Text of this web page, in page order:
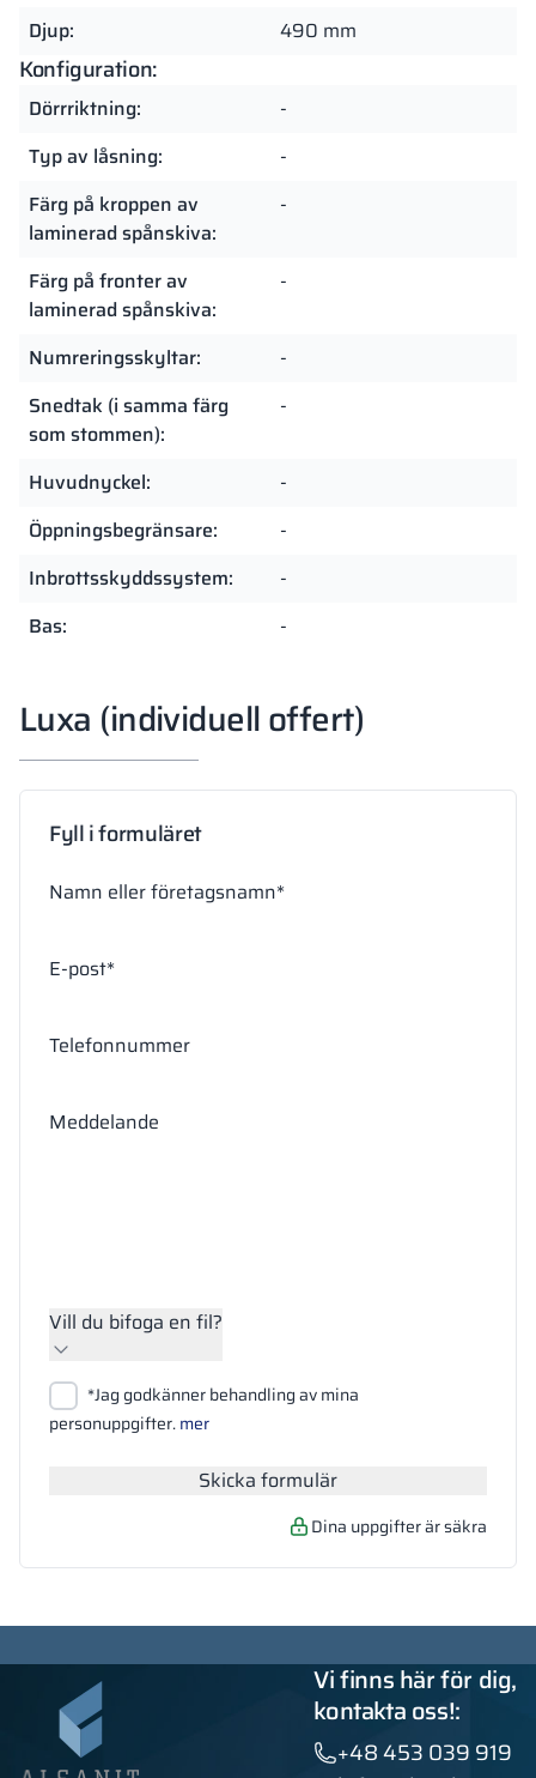
Djup:
490 mm
Konfiguration:
Dörrriktning:
-
Typ av låsning:
-
Färg på kroppen av
laminerad spånskiva:
-
Färg på fronter av
laminerad spånskiva:
-
Numreringsskyltar:
-
Snedtak (i samma färg
som stommen):
-
Huvudnyckel:
-
Öppningsbegränsare:
-
Inbrottsskyddssystem:
-
Bas:
-
Luxa (individuell offert)
Fyll i formuläret
Namn eller företagsnamn*
E-post*
Telefonnummer
Meddelande
Vill du bifoga en fil?
Bifoga filer
Sök
*Jag godkänner behandling av mina
personuppgifter.mer
Skicka formulär
Dina uppgifter är säkra
Vi finns här för dig,
kontakta oss!:
+48 453 039 919